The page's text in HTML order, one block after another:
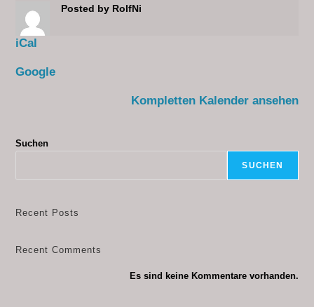
Posted by RolfNi
iCal
Google
Kompletten Kalender ansehen
Suchen
SUCHEN
Recent Posts
Recent Comments
Es sind keine Kommentare vorhanden.